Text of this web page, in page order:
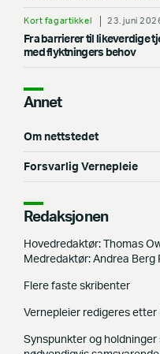
Kort fagartikkel 23. juni
Fra barrierer til likeverdige
med flyktningers behov
Annet
Om nettstedet
Forsvarlig Vernepleie
Redaksjonen
Hovedredaktør: Thomas
Medredaktør: Andrea Berg
Flere faste skribenter
Vernepleier redigeres
Synspunkter og